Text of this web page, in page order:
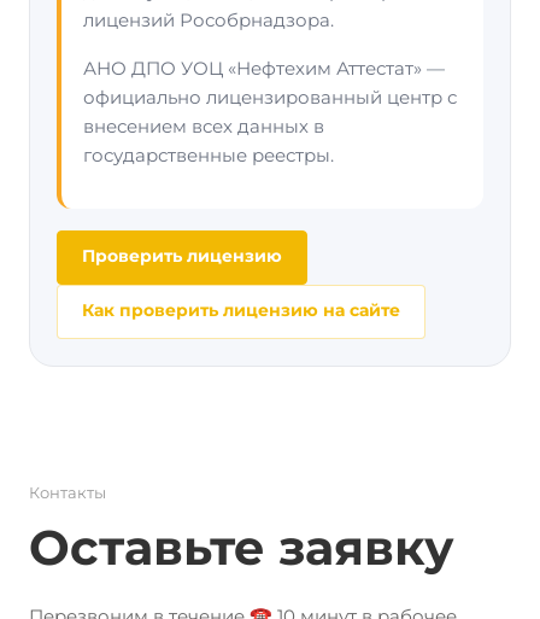
лицензий Рособрнадзора.
АНО ДПО УОЦ «Нефтехим Аттестат» —
официально лицензированный центр с
внесением всех данных в
государственные реестры.
Проверить лицензию
Как проверить лицензию на сайте
Контакты
Оставьте заявку